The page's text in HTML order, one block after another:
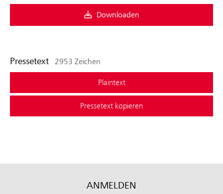
Downloaden
Pressetext 2953 Zeichen
Plaintext
Pressetext kopieren
ANMELDEN